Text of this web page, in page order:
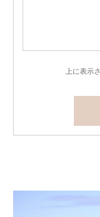
上に表示